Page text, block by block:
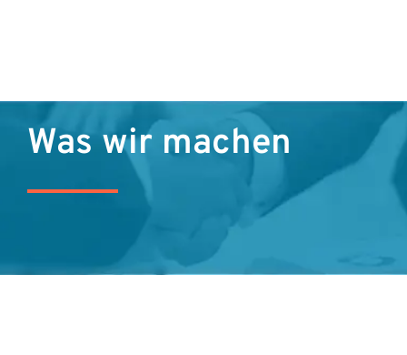
Was wir machen